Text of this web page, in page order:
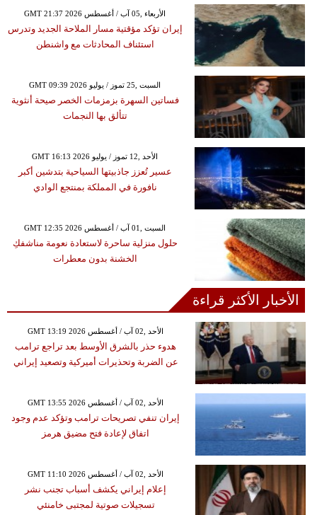
GMT 21:37 2026 الأربعاء ,05 آب / أغسطس
إيران تؤكد مؤقتية مسار الملاحة الجديد وتدرس
استئناف المحادثات مع واشنطن
GMT 09:39 2026 السبت ,25 تموز / يوليو
فساتين السهرة بزمزمات الخصر صيحة أنثوية
تتألق بها النجمات
GMT 16:13 2026 الأحد ,12 تموز / يوليو
عسير تُعزز جاذبيتها السياحية بتدشين أكبر
نافورة في المملكة بمنتجع الوادي
GMT 12:35 2026 السبت ,01 آب / أغسطس
حلول منزلية ساحرة لاستعادة نعومة مناشفكِ
الخشنة بدون معطرات
الأخبار الأكثر قراءة
GMT 13:19 2026 الأحد ,02 آب / أغسطس
هدوء حذر بالشرق الأوسط بعد تراجع ترامب
عن الضربة وتحذيرات أميركية وتصعيد إيراني
GMT 13:55 2026 الأحد ,02 آب / أغسطس
إيران تنفي تصريحات ترامب وتؤكد عدم وجود
اتفاق لإعادة فتح مضيق هرمز
GMT 11:10 2026 الأحد ,02 آب / أغسطس
إعلام إيراني يكشف أسباب تجنب نشر
تسجيلات صوتية لمجتبى خامنئي